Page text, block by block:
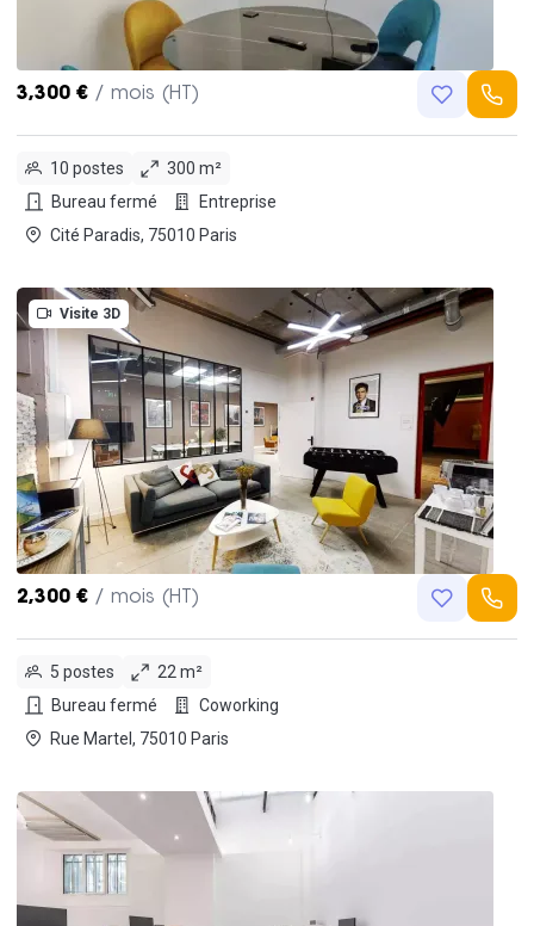
3,300 € / mois (HT)
10 postes
300 m²
Bureau fermé
Entreprise
Cité Paradis, 75010 Paris
Visite 3D
2,300 € / mois (HT)
5 postes
22 m²
Bureau fermé
Coworking
Rue Martel, 75010 Paris